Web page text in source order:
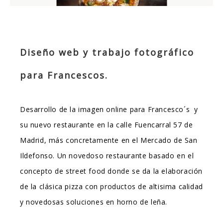
Diseño web y trabajo fotográfico
para Francescos.
Desarrollo de la imagen online para Francesco´s y
su nuevo restaurante en la calle Fuencarral 57 de
Madrid, más concretamente en el Mercado de San
Ildefonso. Un novedoso restaurante basado en el
concepto de street food donde se da la elaboración
de la clásica pizza con productos de altisima calidad
y novedosas soluciones en horno de leña.